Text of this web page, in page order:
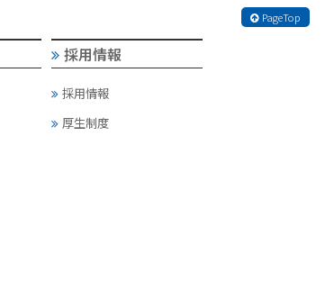
PageTop
採用情報
採用情報
厚生制度